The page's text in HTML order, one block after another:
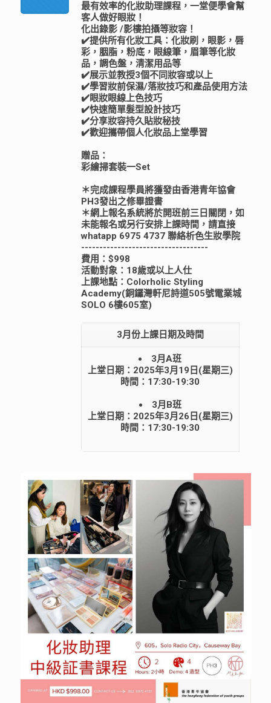
最有效率的化妝助理課程，一堂便學會幫
客人做好眼妝！
化出錄影 /影樓拍攝等妝容！
✔️提供所有化妝工具：化妝刷，眼影，唇
彩，胭脂，粉底，眼線筆，眉筆等化妝
品，調色盤，清潔用品等
✔️展示並教授3個不同妝容或以上
✔️學習妝前保濕/落妝技巧和產品使用方法
✔️眼妝眼線上色技巧
✔️快速簡單髮型設計技巧
✔️分享妝容持久貼妝秘技
✔️歡迎攜帶個人化妝品上堂學習
贈品：
彩繪掃套裝一Set
＊完成課程學員將獲發由香港青年協會
PH3發出之修畢證書
＊網上報名系統將於開班前三日關閉，如
未能報名或另行安排上課時間，請直接
whatapp 6975 4737 聯絡析色生妝學院
-----------------------------------
費用：$998
活動對象：18歲或以上人仕
上課地點：Colorholic Styling
Academy(銅鑼灣軒尼詩道505號電業城
SOLO 6樓605室)
3月份上課日期及時間
3月A班
上堂日期：2025年3月19日(星期三)
時間：17:30-19:30
3月B班
上堂日期：2025年3月26日(星期三)
時間：17:30-19:30